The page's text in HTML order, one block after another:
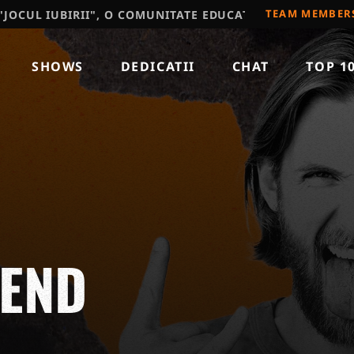
O COMUNITATE EDUCATIVA, RECOMAND SA VIZITATI
TEAM
SHOWS DEDICATII CHAT TOP